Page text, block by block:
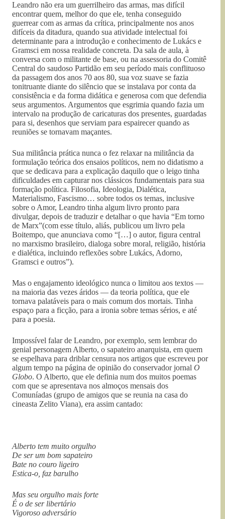
Leandro não era um guerrilheiro das armas, mas difícil
encontrar quem, melhor do que ele, tenha conseguido
guerrear com as armas da crítica, principalmente nos anos
difíceis da ditadura, quando sua atividade intelectual foi
determinante para a introdução e conhecimento de Lukács e
Gramsci em nossa realidade concreta. Da sala de aula, à
conversa com o militante de base, ou na assessoria do Comitê
Central do saudoso Partidão em seu período mais conflituoso
da passagem dos anos 70 aos 80, sua voz suave se fazia
tonitruante diante do silêncio que se instalava por conta da
consistência e da forma didática e generosa com que defendia
seus argumentos. Argumentos que esgrimia quando fazia um
intervalo na produção de caricaturas dos presentes, guardadas
para si, desenhos que serviam para espairecer quando as
reuniões se tornavam maçantes.
Sua militância prática nunca o fez relaxar na militância da
formulação teórica dos ensaios políticos, nem no didatismo a
que se dedicava para a explicação daquilo que o leigo tinha
dificuldades em capturar nos clássicos fundamentais para sua
formação política. Filosofia, Ideologia, Dialética,
Materialismo, Fascismo… sobre todos os temas, inclusive
sobre o Amor, Leandro tinha algum livro pronto para
divulgar, depois de traduzir e detalhar o que havia “Em torno
de Marx”(com esse título, aliás, publicou um livro pela
Boitempo, que anunciava como “[…] o autor, figura central
no marxismo brasileiro, dialoga sobre moral, religião, história
e dialética, incluindo reflexões sobre Lukács, Adorno,
Gramsci e outros”).
Mas o engajamento ideológico nunca o limitou aos textos —
na maioria das vezes áridos — da teoria política, que ele
tornava palatáveis para o mais comum dos mortais. Tinha
espaço para a ficção, para a ironia sobre temas sérios, e até
para a poesia.
Impossível falar de Leandro, por exemplo, sem lembrar do
genial personagem Alberto, o sapateiro anarquista, em quem
se espelhava para driblar censura nos artigos que escreveu por
algum tempo na página de opinião do conservador jornal O
Globo. O Alberto, que ele definia num dos muitos poemas
com que se apresentava nos almoços mensais dos
Comuníadas (grupo de amigos que se reunia na casa do
cineasta Zelito Viana), era assim cantado:
Alberto tem muito orgulho
De ser um bom sapateiro
Bate no couro ligeiro
Estica-o, faz barulho
Mas seu orgulho mais forte
É o de ser libertário
Vigoroso adversário